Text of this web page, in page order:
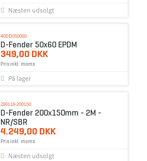
Næsten udsolgt
40DD050060
D-Fender 50x60 EPDM
349,00 DKK
Pris inkl. moms
På lager
280118-200150
D-Fender 200x150mm - 2M -
NR/SBR
4.249,00 DKK
Pris inkl. moms
Næsten udsolgt